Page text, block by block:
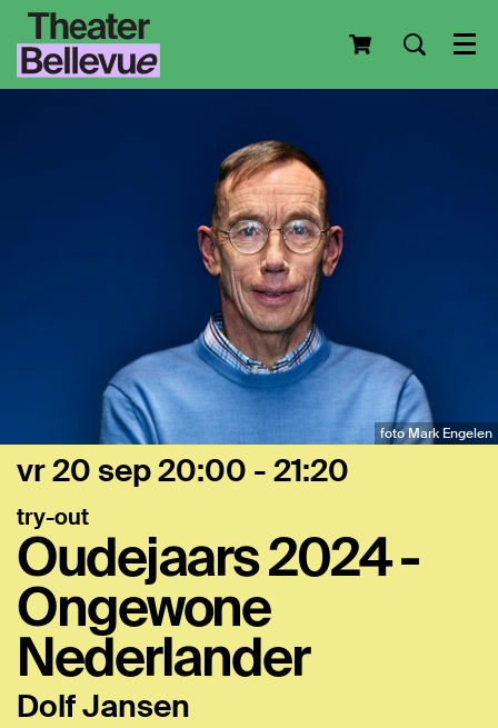
foto Mark Engelen
Oudejaars 2024 -
Ongewone
Nederlander
Dolf Jansen
try-out
vr 20 sep20:00 - 21:20